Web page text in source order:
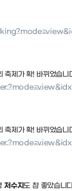
축제가 확! 바뀌었습니
축제가 확! 바뀌었습니
저수지도 참 좋았습니